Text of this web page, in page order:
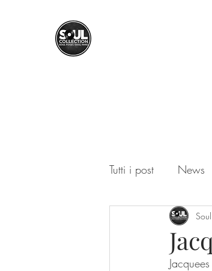
Tutti i post News